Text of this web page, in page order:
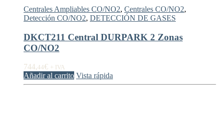
Centrales Ampliables CO/NO2, Centrales CO/NO2,
Detección CO/NO2, DETECCIÓN DE GASES
DKCT211 Central DURPARK 2 Zonas
CO/NO2
744,44€ + IVA
Añadir al carrito Vista rápida